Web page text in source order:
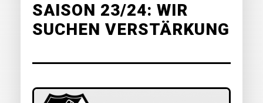
SAISON 23/24: WIR
SUCHEN VERSTÄRKUNG